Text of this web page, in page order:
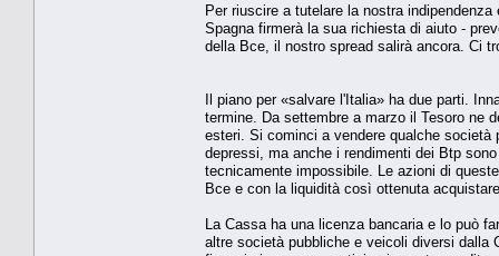
Per riuscire a tutelare la nostra
Spagna firmerà la sua richiesta di aiuto -
della Bce, il nostro spread salirà ancora. Ci
Il piano per «salvare l'Italia» ha due parti.
termine. Da settembre a marzo il Tesoro ne
esteri. Si cominci a vendere qualche
depressi, ma anche i rendimenti dei Btp
tecnicamente impossibile. Le azioni di
Bce e con la liquidità così ottenuta
La Cassa ha una licenza bancaria e lo può
altre società pubbliche e veicoli diversi dalla